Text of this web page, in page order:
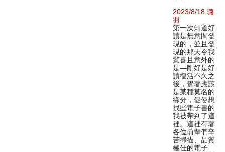
2023/8/18 璐
羽
第一次知道好
讀是無意間發
現的，並且發
現的那天令我
驚喜且意外的
是—剛好是好
讀復活不久之
後，覺著應該
是某種莫名的
緣分，促使想
找些電子書的
我被帶到了這
裡。這裡有著
各位前輩們辛
苦掃描、品質
極佳的電子